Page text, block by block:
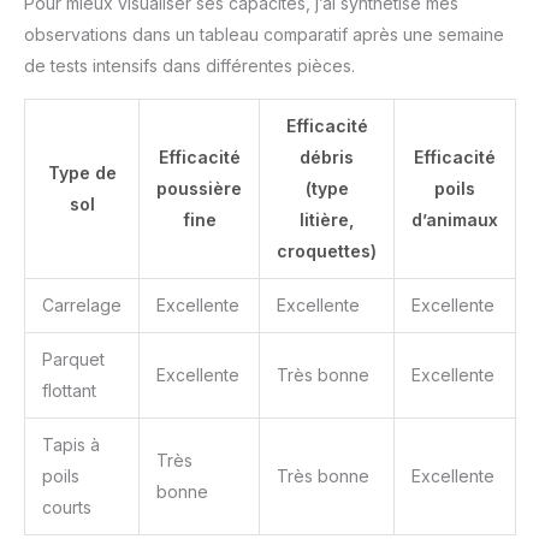
observations dans un tableau comparatif après une semaine
de tests intensifs dans différentes pièces.
Type de
sol
Efficacité
poussière
fine
Efficacité
débris
(type
litière,
croquettes)
Efficacité
poils
d’animaux
Carrelage Excellente Excellente Excellente
Parquet
flottant
Excellente Très bonne Excellente
Tapis à
poils
courts
Très
bonne
Très bonne Excellente